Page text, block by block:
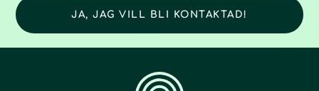
JA, JAG VILL BLI KONTAKTAD!